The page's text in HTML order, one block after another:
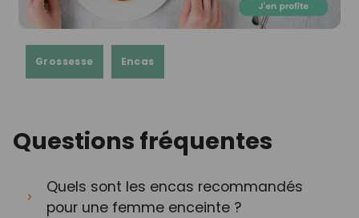
Grossesse Encas
Questions fréquentes
Quels sont les encas recommandés
pour une femme enceinte ?